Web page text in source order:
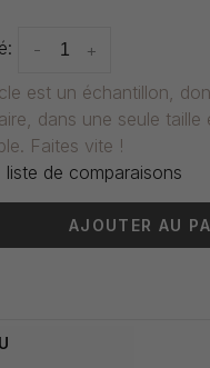
+
-
est un échantillon,
dans une seule taille
Faites vite !
liste de comparaisons
AJOUTER AU